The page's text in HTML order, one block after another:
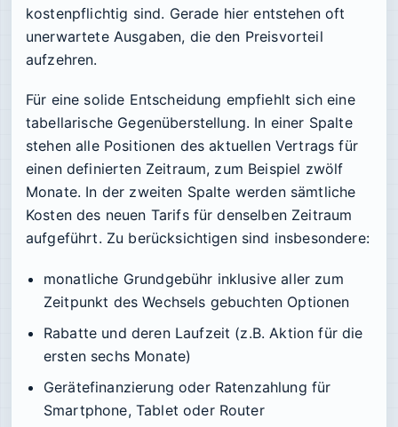
kostenpflichtig sind. Gerade hier entstehen oft
unerwartete Ausgaben, die den Preisvorteil
aufzehren.
Für eine solide Entscheidung empfiehlt sich eine
tabellarische Gegenüberstellung. In einer Spalte
stehen alle Positionen des aktuellen Vertrags für
einen definierten Zeitraum, zum Beispiel zwölf
Monate. In der zweiten Spalte werden sämtliche
Kosten des neuen Tarifs für denselben Zeitraum
aufgeführt. Zu berücksichtigen sind insbesondere:
monatliche Grundgebühr inklusive aller zum
Zeitpunkt des Wechsels gebuchten Optionen
Rabatte und deren Laufzeit (z.B. Aktion für die
ersten sechs Monate)
Gerätefinanzierung oder Ratenzahlung für
Smartphone, Tablet oder Router